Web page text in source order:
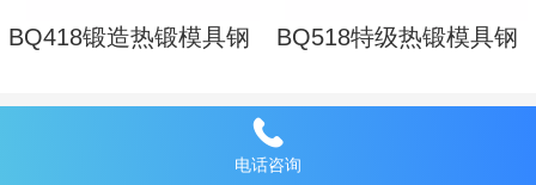
BQ418锻造热锻模具钢 BQ518特级热锻模具钢
电话咨询